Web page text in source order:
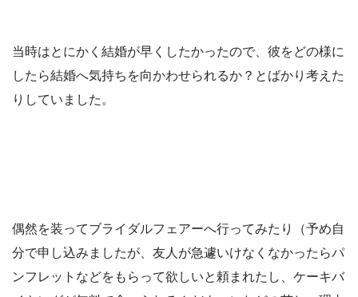
当時はとにかく結婚が早くしたかったので、彼をどの様に
したら結婚へ気持ちを向かわせられるか？とばかり考えた
りしていました。
偶然を装ってブライダルフェアーへ行ってみたり（予め自
分で申し込みましたが、友人が急遽いけなくなかったらパ
ンフレットなどをもらって欲しいと頼まれたし、ケーキバ